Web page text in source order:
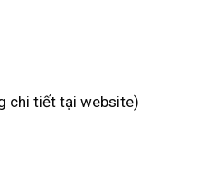
chi tiết tại website)